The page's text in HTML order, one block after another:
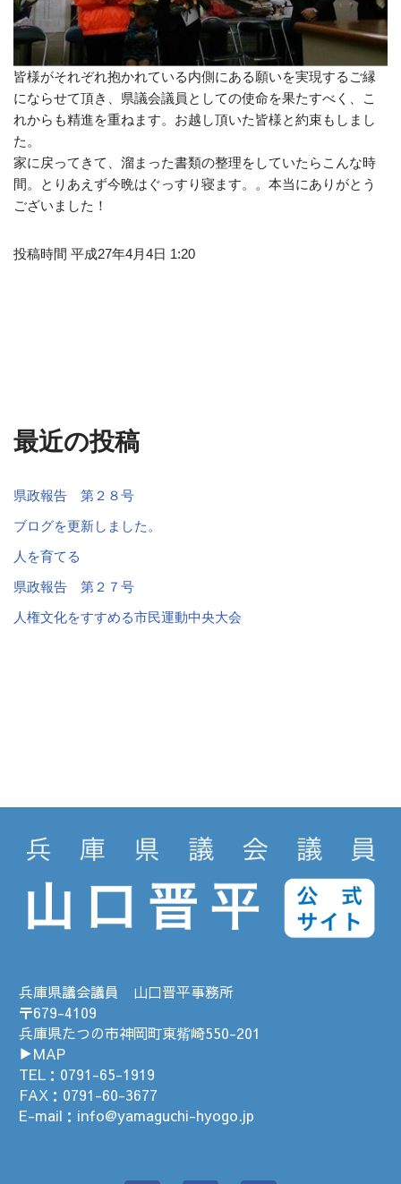
皆様がそれぞれ抱かれている内側にある願いを実現するご縁
にならせて頂き、県議会議員としての使命を果たすべく、こ
れからも精進を重ねます。お越し頂いた皆様と約束もしまし
た。
家に戻ってきて、溜まった書類の整理をしていたらこんな時
間。とりあえず今晩はぐっすり寝ます。。本当にありがとう
ございました！
投稿時間 平成27年4月4日 1:20
最近の投稿
県政報告 第２８号
ブログを更新しました。
人を育てる
県政報告 第２７号
人権文化をすすめる市民運動中央大会
兵庫県議会議員 山口晋平事務所
〒679-4109
兵庫県たつの市神岡町東觜崎550-201
▶MAP
TEL： 0791-65-1919
FAX：0791-60-3677
E-mail： info@yamaguchi-hyogo.jp